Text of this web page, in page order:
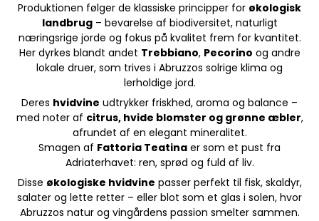
Produktionen følger de klassiske principper for økologisk
landbrug– bevarelse af biodiversitet, naturligt
næringsrige jorde og fokus på kvalitet frem for kvantitet.
Her dyrkes blandt andet Trebbiano, Pecorino og andre
lokale druer, som trives i Abruzzos solrige klima og
lerholdige jord.
Deres hvidvine udtrykker friskhed, aroma og balance –
med noter af citrus, hvide blomster og grønne æbler,
afrundet af en elegant mineralitet.
Smagen af Fattoria Teatina er som et pust fra
Adriaterhavet: ren, sprød og fuld af liv.
Disse økologiske hvidvine passer perfekt til fisk, skaldyr,
salater og lette retter – eller blot som et glas i solen, hvor
Abruzzos natur og vingårdens passion smelter sammen.